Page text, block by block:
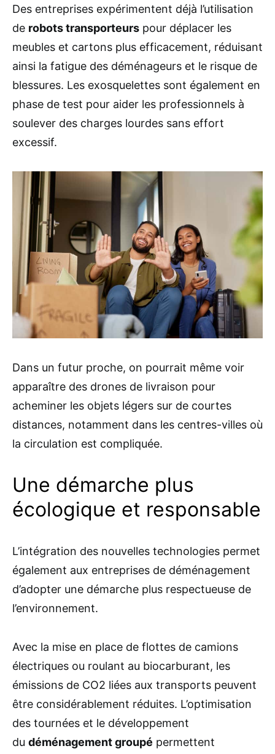
Des entreprises expérimentent déjà l’utilisation
de robots transporteurs pour déplacer les
meubles et cartons plus efficacement, réduisant
ainsi la fatigue des déménageurs et le risque de
blessures. Les exosquelettes sont également en
phase de test pour aider les professionnels à
soulever des charges lourdes sans effort
excessif.
Dans un futur proche, on pourrait même voir
apparaître des drones de livraison pour
acheminer les objets légers sur de courtes
distances, notamment dans les centres-villes où
la circulation est compliquée.
Une démarche plus
écologique et responsable
L’intégration des nouvelles technologies permet
également aux entreprises de déménagement
d’adopter une démarche plus respectueuse de
l’environnement.
Avec la mise en place de flottes de camions
électriques ou roulant au biocarburant, les
émissions de CO2 liées aux transports peuvent
être considérablement réduites. L’optimisation
des tournées et le développement
du déménagement groupé permettent